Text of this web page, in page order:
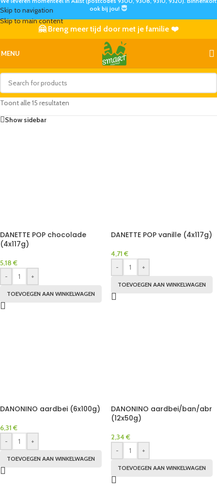
Skip to navigation
Skip to main content
ook bij jou! 😇
🤗 Breng meer tijd door met je familie ❤️
MENU
Toont alle 15 resultaten
Show sidebar
DANETTE POP chocolade
(4x117g)
5,18 €
-
+
TOEVOEGEN AAN WINKELWAGEN
DANETTE POP vanille (4x117g)
4,71 €
-
+
TOEVOEGEN AAN WINKELWAGEN
DANONINO aardbei (6x100g)
6,31 €
-
+
TOEVOEGEN AAN WINKELWAGEN
DANONINO aardbei/ban/abr
(12x50g)
2,34 €
-
+
TOEVOEGEN AAN WINKELWAGEN